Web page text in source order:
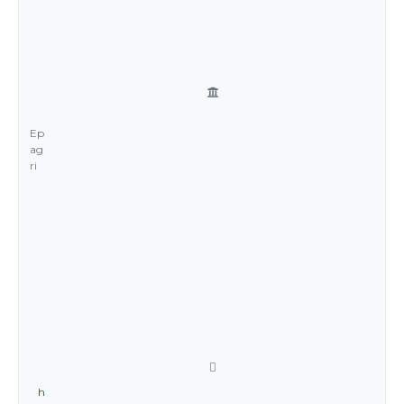
Ep
ag
ri
h